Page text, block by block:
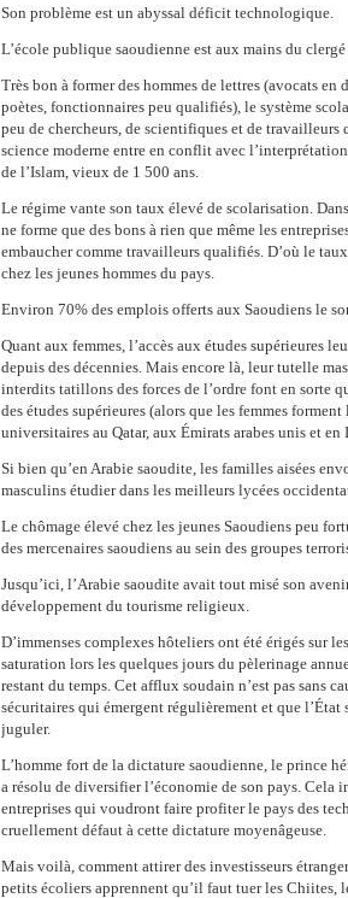
Son problème est un abyssal déficit technologique.
L’école publique saoudienne est aux mains du
Très bon à former des hommes de lettres (avocats
poètes, fonctionnaires peu qualifiés), le système
peu de chercheurs, de scientifiques et de
science moderne entre en conflit avec
de l’Islam, vieux de 1 500 ans.
Le régime vante son taux élevé de scolarisation.
ne forme que des bons à rien que même les
embaucher comme travailleurs qualifiés. D’où le
chez les jeunes hommes du pays.
Environ 70% des emplois offerts aux Saoudiens le
Quant aux femmes, l’accès aux études supérieures
depuis des décennies. Mais encore là, leur tutelle
interdits tatillons des forces de l’ordre font en sorte
des études supérieures (alors que les femmes
universitaires au Qatar, aux Émirats arabes unis et en
Si bien qu’en Arabie saoudite, les familles aisées
masculins étudier dans les meilleurs lycées
Le chômage élevé chez les jeunes Saoudiens peu
des mercenaires saoudiens au sein des groupes
Jusqu’ici, l’Arabie saoudite avait tout misé son
développement du tourisme religieux.
D’immenses complexes hôteliers ont été érigés sur
saturation lors les quelques jours du pèlerinage
restant du temps. Cet afflux soudain n’est pas sans
sécuritaires qui émergent régulièrement et que l’État
juguler.
L’homme fort de la dictature saoudienne, le prince
a résolu de diversifier l’économie de son pays. Cela
entreprises qui voudront faire profiter le pays des
cruellement défaut à cette dictature moyenâgeuse.
Mais voilà, comment attirer des investisseurs
petits écoliers apprennent qu’il faut tuer les Chiites,